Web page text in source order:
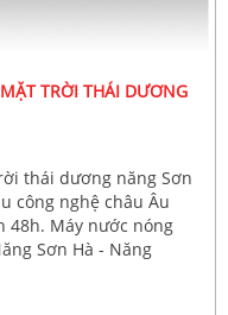
TRỜI THÁI DƯƠNG
thái dương năng Sơn
công nghệ châu Âu
48h. Máy nước nóng
Sơn Hà - Năng